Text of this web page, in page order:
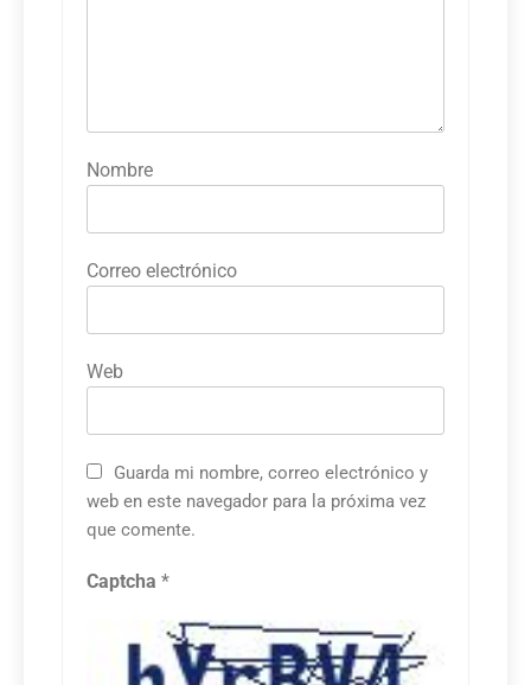
Nombre
Correo electrónico
Web
Guarda mi nombre, correo electrónico y
web en este navegador para la próxima vez
que comente.
Captcha *